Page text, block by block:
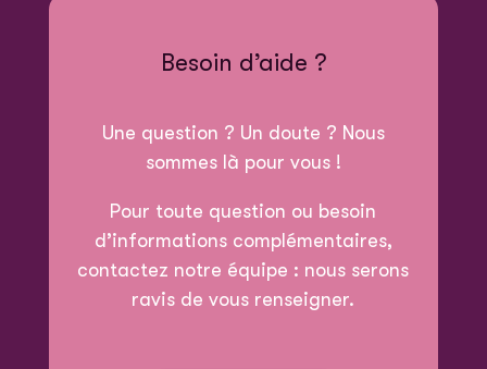
Besoin d’aide ?
Une question ? Un doute ? Nous
sommes là pour vous !
Pour toute question ou besoin
d’informations complémentaires,
contactez notre équipe : nous serons
ravis de vous renseigner.